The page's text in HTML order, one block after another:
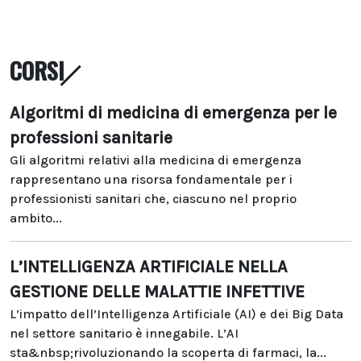
CORSI
Algoritmi di medicina di emergenza per le
professioni sanitarie
Gli algoritmi relativi alla medicina di emergenza
rappresentano una risorsa fondamentale per i
professionisti sanitari che, ciascuno nel proprio
ambito...
L’INTELLIGENZA ARTIFICIALE NELLA
GESTIONE DELLE MALATTIE INFETTIVE
L’impatto dell’Intelligenza Artificiale (AI) e dei Big Data
nel settore sanitario è innegabile. L’AI
sta&nbsp;rivoluzionando la scoperta di farmaci, la...